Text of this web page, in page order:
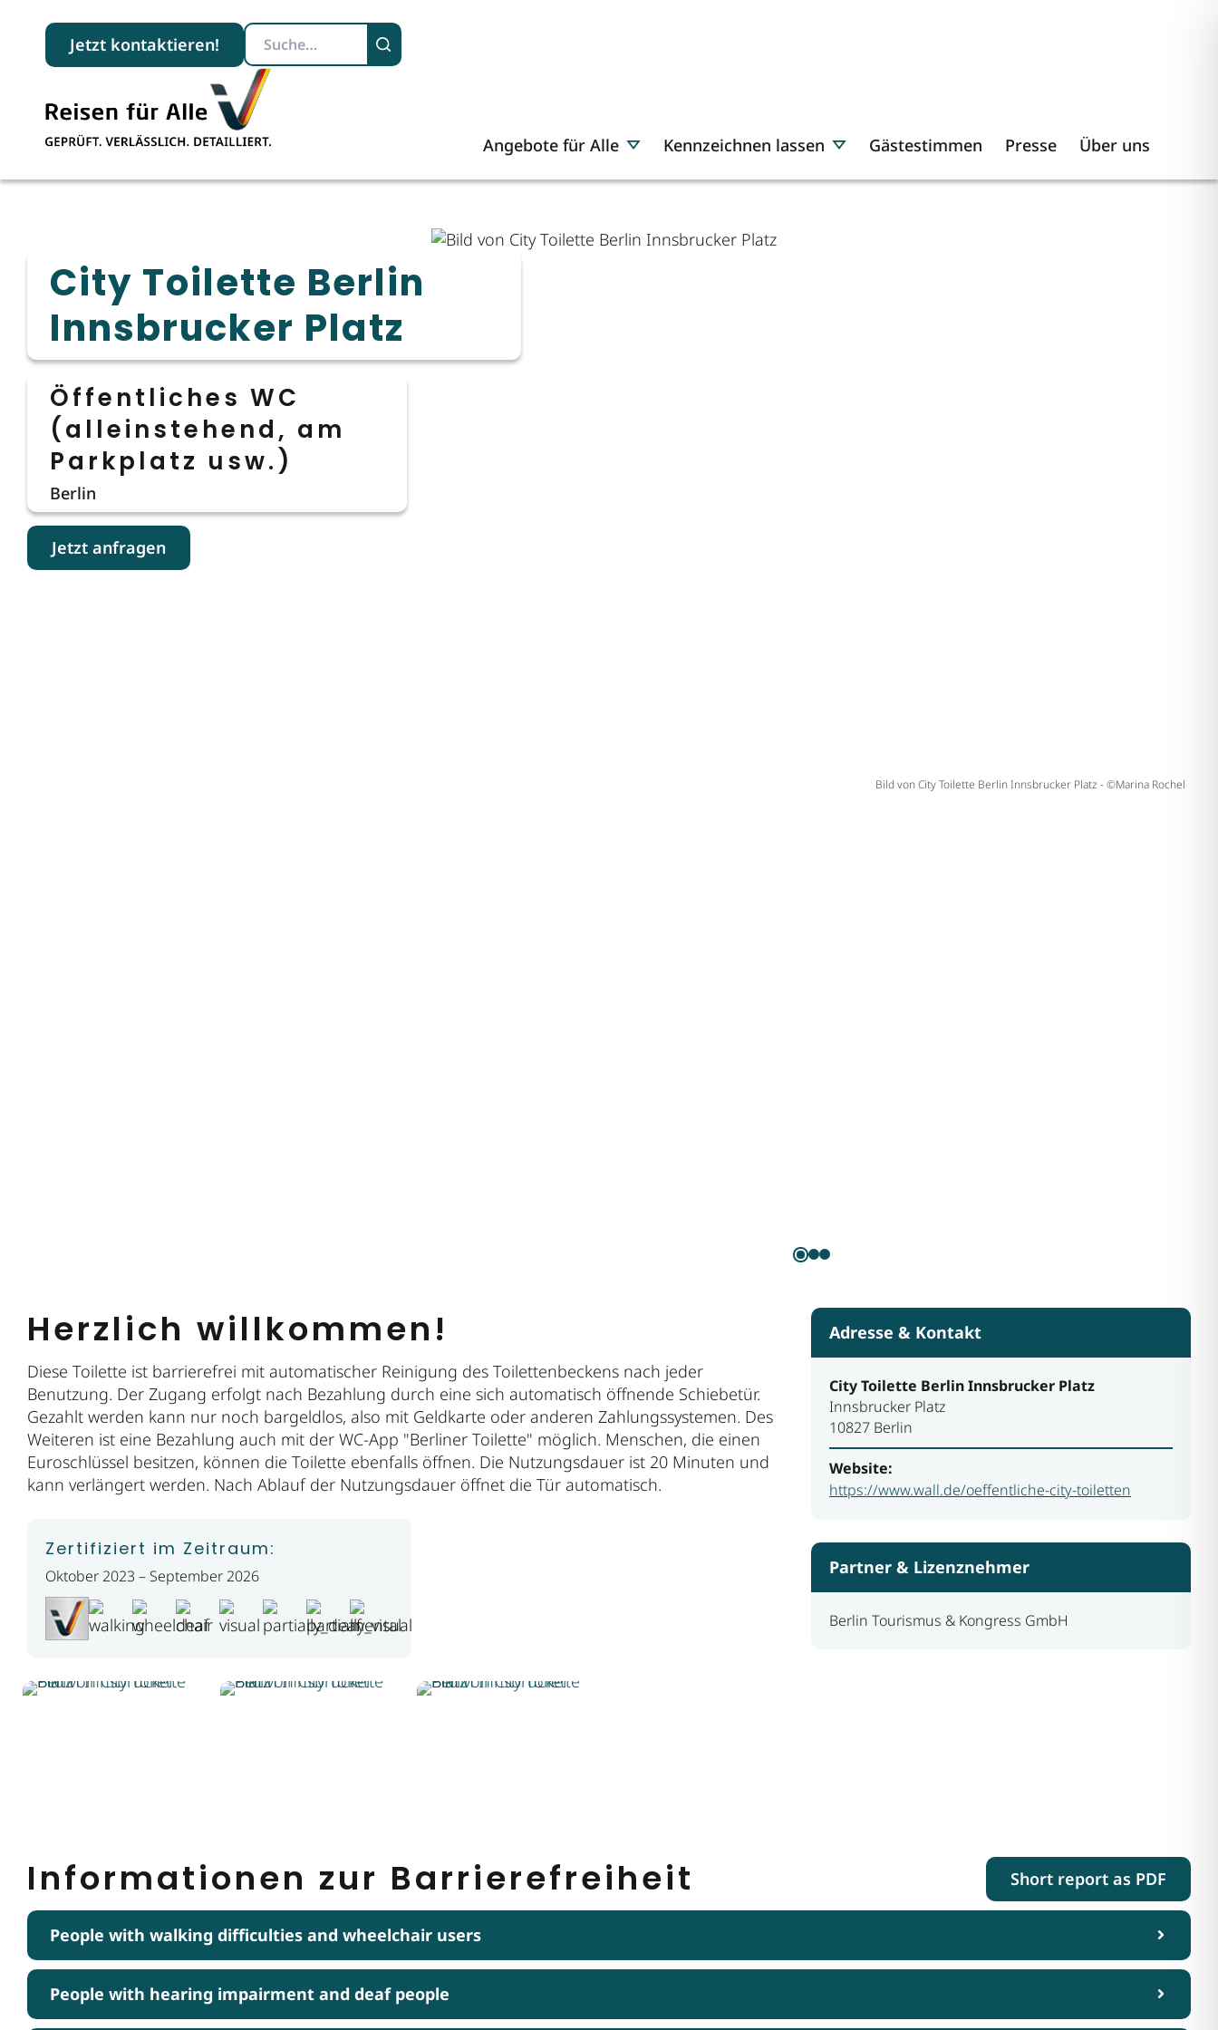
Angebote für Alle Kennzeichnen lassen Gästestimmen Presse Über uns
Jetzt kontaktieren!
Suchbegriff
City Toilette Berlin
Innsbrucker Platz
Öffentliches WC
(alleinstehend, am
Parkplatz usw.)
Berlin
Jetzt anfragen
Bild von City Toilette Berlin Innsbrucker Platz - ©Marina Rochel
Herzlich willkommen!
Diese Toilette ist barrierefrei mit automatischer Reinigung des Toilettenbeckens nach jeder
Benutzung. Der Zugang erfolgt nach Bezahlung durch eine sich automatisch öffnende Schiebetür.
Gezahlt werden kann nur noch bargeldlos, also mit Geldkarte oder anderen Zahlungssystemen. Des
Weiteren ist eine Bezahlung auch mit der WC-App "Berliner Toilette" möglich. Menschen, die einen
Euroschlüssel besitzen, können die Toilette ebenfalls öffnen. Die Nutzungsdauer ist 20 Minuten und
kann verlängert werden. Nach Ablauf der Nutzungsdauer öffnet die Tür automatisch.
Zertifiziert im Zeitraum:
Oktober 2023 – September 2026
Adresse & Kontakt
City Toilette Berlin Innsbrucker Platz
Innsbrucker Platz
10827 Berlin
Website:
https://www.wall.de/oeffentliche-city-toiletten
Partner & Lizenznehmer
Berlin Tourismus & Kongress GmbH
Informationen zur Barrierefreiheit Short report as PDF
People with walking difficulties and wheelchair users
People with hearing impairment and deaf people